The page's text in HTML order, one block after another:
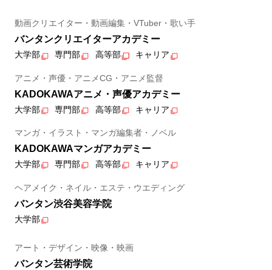
動画クリエイター・動画編集・VTuber・歌い手
バンタンクリエイターアカデミー
大学部 専門部 高等部 キャリア
アニメ・声優・アニメCG・アニメ監督
KADOKAWAアニメ・声優アカデミー
大学部 専門部 高等部 キャリア
マンガ・イラスト・マンガ編集者・ノベル
KADOKAWAマンガアカデミー
大学部 専門部 高等部 キャリア
ヘアメイク・ネイル・エステ・ウエディング
バンタン渋谷美容学院
大学部
アート・デザイン・映像・映画
バンタン芸術学院